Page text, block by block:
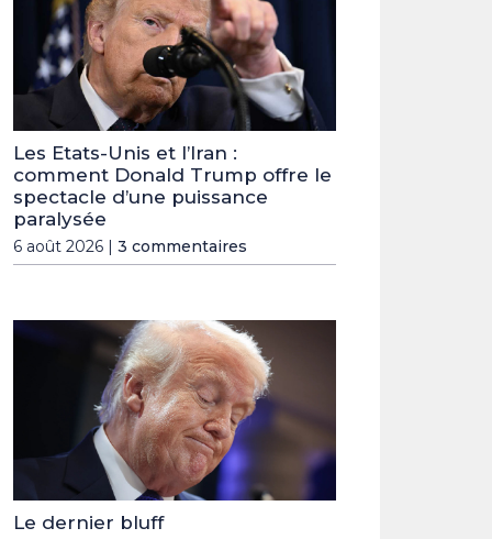
Les Etats-Unis et l’Iran :
comment Donald Trump offre le
spectacle d’une puissance
paralysée
6 août 2026 | 3 commentaires
Le dernier bluff